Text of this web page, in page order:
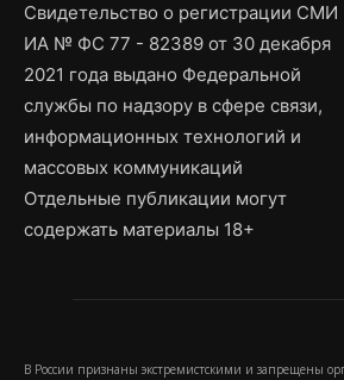
Свидетельство о регистрации СМИ
ИА № ФС 77 - 82389 от 30 декабря
2021 года выдано Федеральной
службы по надзору в сфере связи,
информационных технологий и
массовых коммуникаций
Отдельные публикации могут
содержать материалы 18+
В России признаны экстремистскими и запрещены